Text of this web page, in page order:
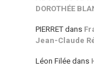
DOROTHÉE
PIERRET dans
Jean-Claude
Léon Filée dans